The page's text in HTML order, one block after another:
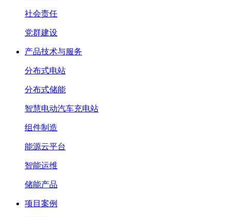
社会责任
党群建设
产品技术与服务
分布式电站
分布式储能
智慧电动汽车充电站
组件制造
能源云平台
智能运维
储能产品
项目案例